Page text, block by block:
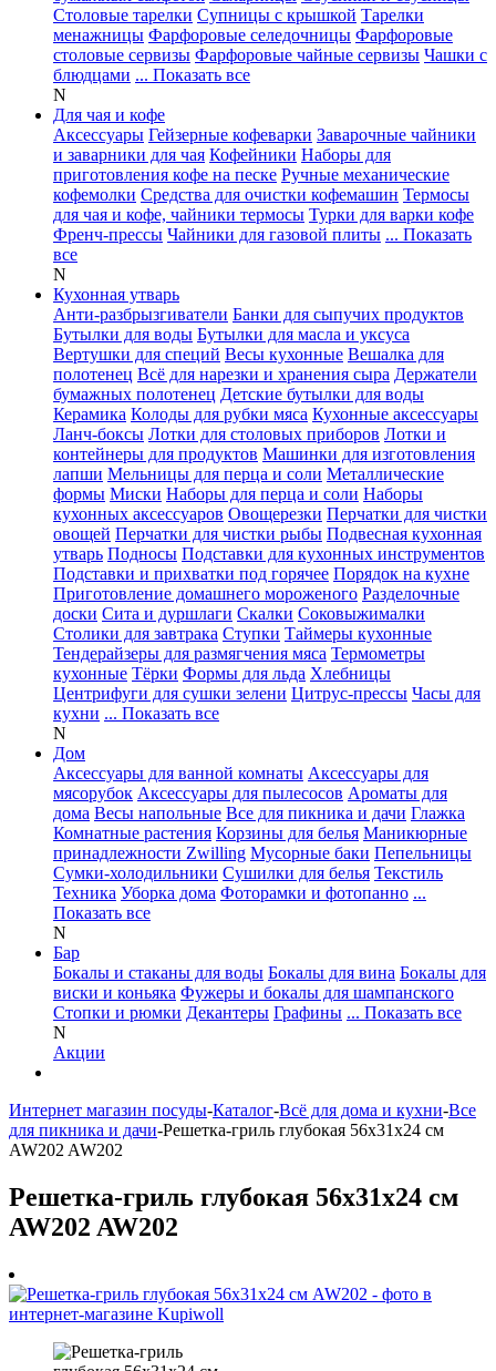
Столовые тарелки Супницы с крышкой Тарелки
менажницы Фарфоровые селедочницы Фарфоровые
столовые сервизы Фарфоровые чайные сервизы Чашки с
блюдцами ... Показать все
N
Для чая и кофе
Аксессуары Гейзерные кофеварки Заварочные чайники
и заварники для чая Кофейники Наборы для
приготовления кофе на песке Ручные механические
кофемолки Средства для очистки кофемашин Термосы
для чая и кофе, чайники термосы Турки для варки кофе
Френч-прессы Чайники для газовой плиты ... Показать
все
N
Кухонная утварь
Анти-разбрызгиватели Банки для сыпучих продуктов
Бутылки для воды Бутылки для масла и уксуса
Вертушки для специй Весы кухонные Вешалка для
полотенец Всё для нарезки и хранения сыра Держатели
бумажных полотенец Детские бутылки для воды
Керамика Колоды для рубки мяса Кухонные аксессуары
Ланч-боксы Лотки для столовых приборов Лотки и
контейнеры для продуктов Машинки для изготовления
лапши Мельницы для перца и соли Металлические
формы Миски Наборы для перца и соли Наборы
кухонных аксессуаров Овощерезки Перчатки для чистки
овощей Перчатки для чистки рыбы Подвесная кухонная
утварь Подносы Подставки для кухонных инструментов
Подставки и прихватки под горячее Порядок на кухне
Приготовление домашнего мороженого Разделочные
доски Сита и дуршлаги Скалки Соковыжималки
Столики для завтрака Ступки Таймеры кухонные
Тендерайзеры для размягчения мяса Термометры
кухонные Тёрки Формы для льда Хлебницы
Центрифуги для сушки зелени Цитрус-прессы Часы для
кухни ... Показать все
N
Дом
Аксессуары для ванной комнаты Аксессуары для
мясорубок Аксессуары для пылесосов Ароматы для
дома Весы напольные Все для пикника и дачи Глажка
Комнатные растения Корзины для белья Маникюрные
принадлежности Zwilling Мусорные баки Пепельницы
Сумки-холодильники Сушилки для белья Текстиль
Техника Уборка дома Фоторамки и фотопанно ...
Показать все
N
Бар
Бокалы и стаканы для воды Бокалы для вина Бокалы для
виски и коньяка Фужеры и бокалы для шампанского
Стопки и рюмки Декантеры Графины ... Показать все
N
Акции
Интернет магазин посуды-Каталог-Всё для дома и кухни-Все
для пикника и дачи-Решетка-гриль глубокая 56х31х24 см
AW202 AW202
Решетка-гриль глубокая 56х31х24 см
AW202 AW202